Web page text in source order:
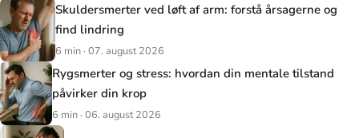
Skuldersmerter ved løft af arm: forstå årsagerne og
find lindring
6 min · 07. august 2026
Rygsmerter og stress: hvordan din mentale tilstand
påvirker din krop
6 min · 06. august 2026